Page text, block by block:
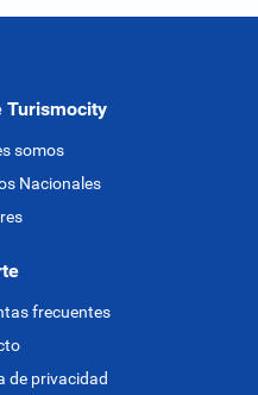
Turismocity
somos
Nacionales
frecuentes
de privacidad